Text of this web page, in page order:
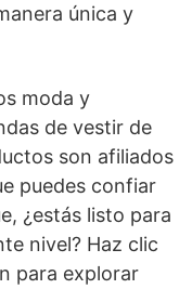
única y
moda y
de vestir de
son afiliados
puedes confiar
¿estás listo para
nivel? Haz clic
para explorar